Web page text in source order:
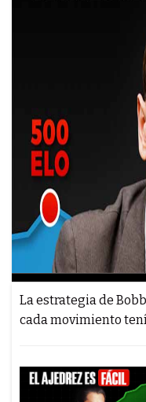
La estrategia de
cada movimiento